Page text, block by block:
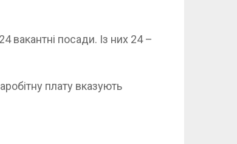
вакантні посади. Із них 24 –
плату вказують